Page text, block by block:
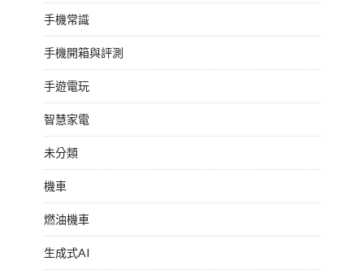
手機常識
手機開箱與評測
手遊電玩
智慧家電
未分類
機車
燃油機車
生成式AI